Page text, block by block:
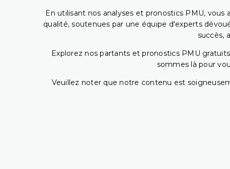
En utilisant nos analyses et pronostics PMU,
qualité, soutenues par une équipe d'experts
succès,
Explorez nos partants et pronostics PMU
sommes là pour
Veuillez noter que notre contenu est